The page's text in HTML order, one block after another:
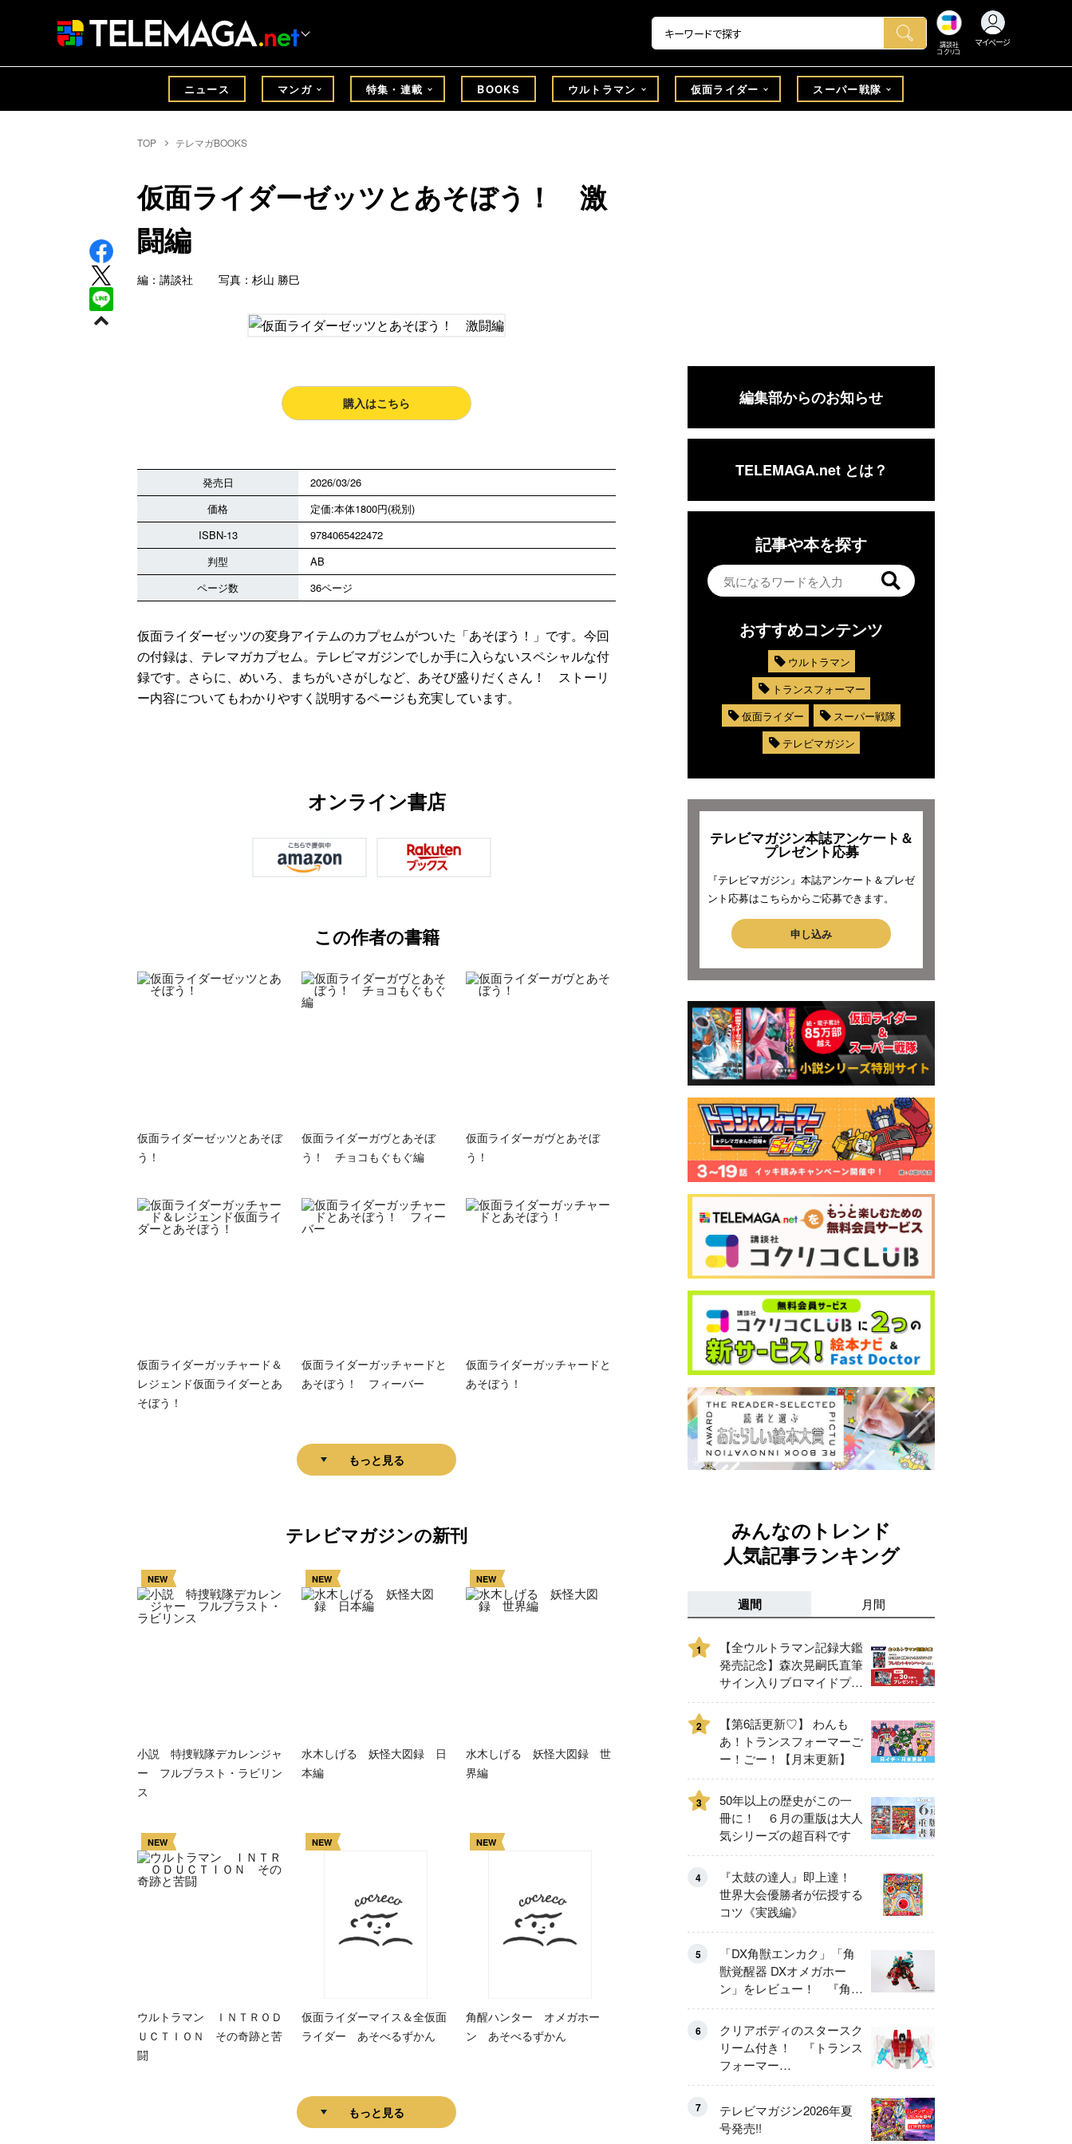
講談社
コクリコ
マイページ
ニュース マンガ 特集・連載 BOOKS ウルトラマン 仮面ライダー スーパー戦隊
TOP テレマガBOOKS
仮面ライダーゼッツとあそぼう！ 激
闘編
編：講談社 写真：杉山 勝巳
購入はこちら
発売日
2026/03/26
価格
定価:本体1800円(税別)
ISBN-13
9784065422472
判型
AB
ページ数
36ページ
仮面ライダーゼッツの変身アイテムのカプセムがついた「あそぼう！」です。今回
の付録は、テレマガカプセム。テレビマガジンでしか手に入らないスペシャルな付
録です。さらに、めいろ、まちがいさがしなど、あそび盛りだくさん！ ストーリ
ー内容についてもわかりやすく説明するページも充実しています。
オンライン書店
この作者の書籍
仮面ライダーゼッツとあそぼ
う！
仮面ライダーガヴとあそぼ
う！ チョコもぐもぐ編
仮面ライダーガヴとあそぼ
う！
仮面ライダーガッチャード＆
レジェンド仮面ライダーとあ
そぼう！
仮面ライダーガッチャードと
あそぼう！ フィーバー
仮面ライダーガッチャードと
あそぼう！
もっと見る
テレビマガジンの新刊
NEW
小説 特捜戦隊デカレンジャ
ー フルブラスト・ラビリン
ス
NEW
水木しげる 妖怪大図録 日
本編
NEW
水木しげる 妖怪大図録 世
界編
NEW
ウルトラマン ＩＮＴＲＯＤ
ＵＣＴＩＯＮ その奇跡と苦
闘
NEW
仮面ライダーマイス＆全仮面
ライダー あそべるずかん
NEW
角醒ハンター オメガホー
ン あそべるずかん
もっと見る
編集部からのお知らせ
TELEMAGA.net とは？
記事や本を探す
おすすめコンテンツ
ウルトラマン
トランスフォーマー
仮面ライダー
スーパー戦隊
テレビマガジン
テレビマガジン本誌アンケート＆
プレゼント応募
『テレビマガジン』本誌アンケート＆プレゼ
ント応募はこちらからご応募できます。
申し込み
みんなのトレンド
人気記事ランキング
週間 月間
1
【全ウルトラマン記録大鑑
発売記念】森次晃嗣氏直筆
サイン入りブロマイドプレ
ゼントキャンペーン開催！
2
【第6話更新♡】 わんも
あ！トランスフォーマーご
ー！ごー！【月末更新】
3
50年以上の歴史がこの一
冊に！ ６月の重版は大人
気シリーズの超百科です
4
『太鼓の達人』即上達！
世界大会優勝者が伝授する
コツ《実践編》
5
「DX角獣エンカク」「角
獣覚醒器 DXオメガホー
ン」をレビュー！ 『角醒
ハンター オメガホーン』
の玩具展開がスタート！
6
クリアボディのスタースク
リーム付き！ 『トランス
フォーマー
FANBOOK2026』2026年
7
テレビマガジン2026年夏
号発売!!